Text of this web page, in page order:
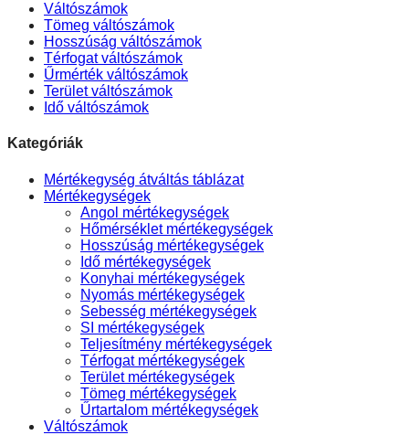
Váltószámok
Tömeg váltószámok
Hosszúság váltószámok
Térfogat váltószámok
Űrmérték váltószámok
Terület váltószámok
Idő váltószámok
Kategóriák
Mértékegység átváltás táblázat
Mértékegységek
Angol mértékegységek
Hőmérséklet mértékegységek
Hosszúság mértékegységek
Idő mértékegységek
Konyhai mértékegységek
Nyomás mértékegységek
Sebesség mértékegységek
SI mértékegységek
Teljesítmény mértékegységek
Térfogat mértékegységek
Terület mértékegységek
Tömeg mértékegységek
Űrtartalom mértékegységek
Váltószámok